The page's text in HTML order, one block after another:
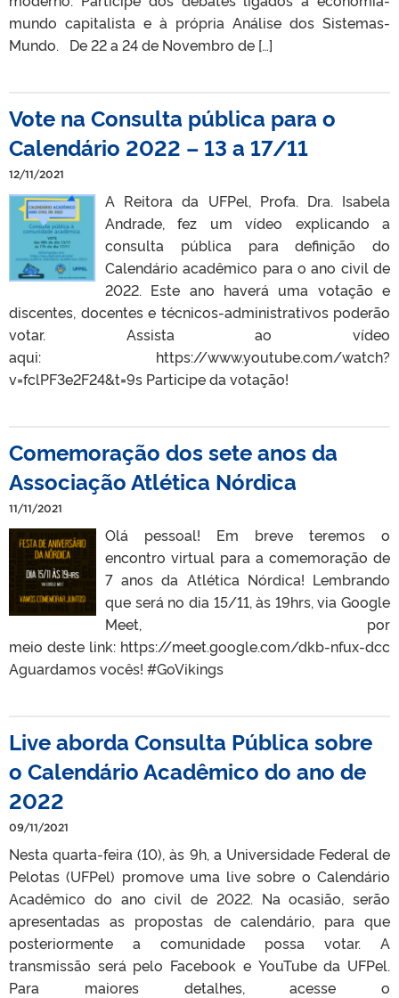
mundo capitalista e à própria Análise dos Sistemas-
Mundo. De 22 a 24 de Novembro de […]
Vote na Consulta pública para o
Calendário 2022 – 13 a 17/11
12/11/2021
A Reitora da UFPel, Profa. Dra. Isabela
Andrade, fez um vídeo explicando a
consulta pública para definição do
Calendário acadêmico para o ano civil de
2022. Este ano haverá uma votação e
discentes, docentes e técnicos-administrativos poderão
votar. Assista ao vídeo
aqui: https://www.youtube.com/watch?
v=fclPF3e2F24&t=9s Participe da votação!
Comemoração dos sete anos da
Associação Atlética Nórdica
11/11/2021
Olá pessoal! Em breve teremos o
encontro virtual para a comemoração de
7 anos da Atlética Nórdica! Lembrando
que será no dia 15/11, às 19hrs, via Google
Meet, por
meio deste link: https://meet.google.com/dkb-nfux-dcc
Aguardamos vocês! #GoVikings
Live aborda Consulta Pública sobre
o Calendário Acadêmico do ano de
2022
09/11/2021
Nesta quarta-feira (10), às 9h, a Universidade Federal de
Pelotas (UFPel) promove uma live sobre o Calendário
Acadêmico do ano civil de 2022. Na ocasião, serão
apresentadas as propostas de calendário, para que
posteriormente a comunidade possa votar. A
transmissão será pelo Facebook e YouTube da UFPel.
Para maiores detalhes, acesse o